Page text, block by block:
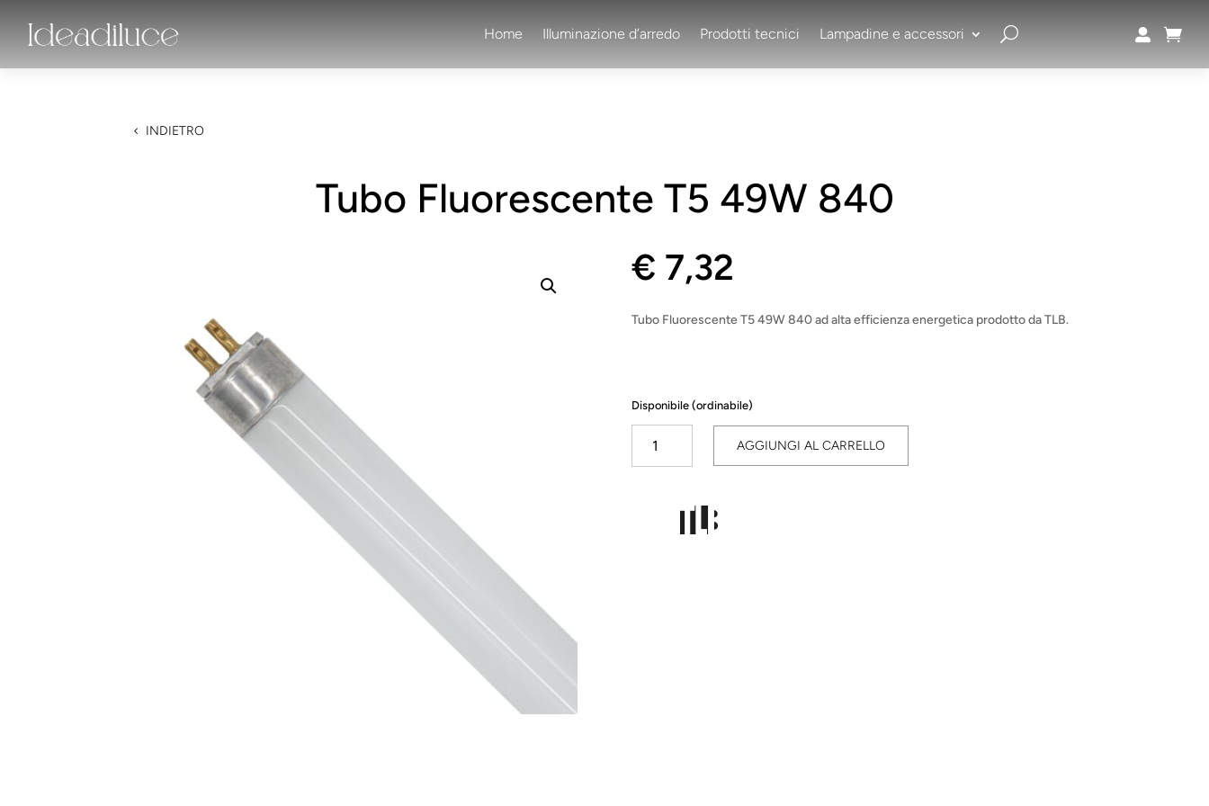
Home Illuminazione d’arredo Prodotti tecnici Lampadine e accessori  
INDIETRO
Tubo Fluorescente T5 49W 840
€ 7,32
Tubo Fluorescente T5 49W 840 ad alta efficienza energetica prodotto da TLB.
Disponibile (ordinabile)
Fluorescente
quantità
AGGIUNGI AL CARRELLO